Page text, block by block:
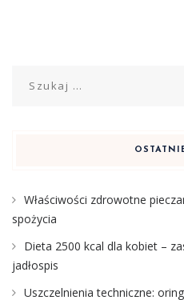
Właściwości zdrowotne
spożycia
Dieta 2500 kcal dla kobiet –
jadłospis
Uszczelnienia techniczne: